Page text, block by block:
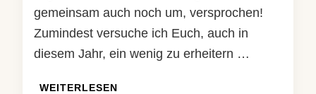
gemeinsam auch noch um, versprochen!
Zumindest versuche ich Euch, auch in
diesem Jahr, ein wenig zu erheitern …
WEITERLESEN